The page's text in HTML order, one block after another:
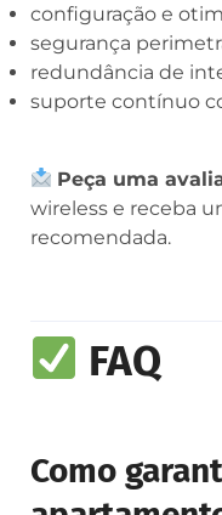
configuração e
segurança
redundância de
suporte contínuo
Peça uma
wireless e receba
recomendada.
FAQ
Como